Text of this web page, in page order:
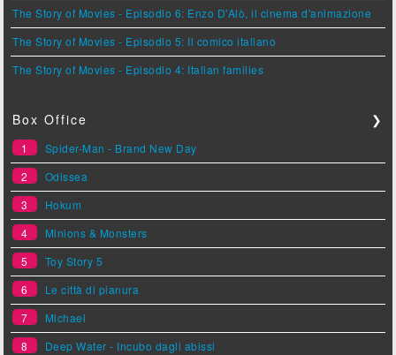
The Story of Movies - Episodio 6: Enzo D'Alò, il cinema d'animazione
The Story of Movies - Episodio 5: Il comico italiano
The Story of Movies - Episodio 4: Italian families
Box Office ❯
1
Spider-Man - Brand New Day
2
Odissea
3
Hokum
4
Minions & Monsters
5
Toy Story 5
6
Le città di pianura
7
Michael
8
Deep Water - Incubo dagli abissi